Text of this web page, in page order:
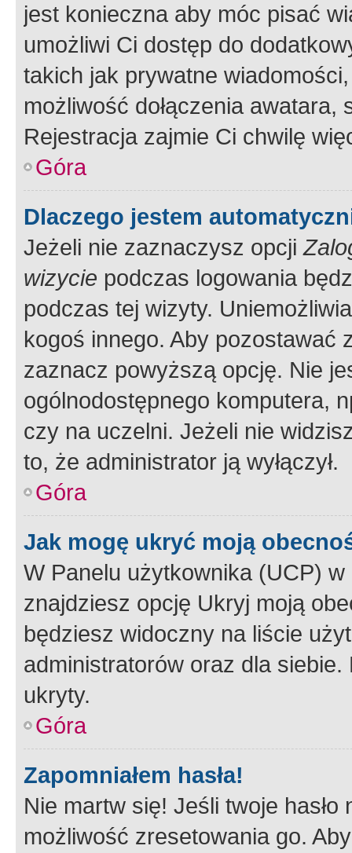
jest konieczna aby móc pisać
umożliwi Ci dostęp do
takich jak prywatne
możliwość dołączenia
Rejestracja zajmie Ci chwilę
Góra
Dlaczego jestem
Jeżeli nie zaznaczysz opcji
wizycie podczas logowania
podczas tej wizyty.
kogoś innego. Aby pozostawać
zaznacz powyższą opcję. Nie
ogólnodostępnego komputera,
czy na uczelni. Jeżeli nie
to, że administrator ją wyłączył.
Góra
Jak mogę ukryć moją
W Panelu użytkownika (UCP) w
znajdziesz opcję Ukryj moją
będziesz widoczny na liście
administratorów oraz dla
ukryty.
Góra
Zapomniałem hasła!
Nie martw się! Jeśli twoje
możliwość zresetowania go.